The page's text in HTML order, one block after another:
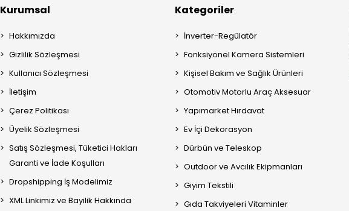
Kurumsal
Hakkımızda
Gizlilik Sözleşmesi
Kullanıcı Sözleşmesi
İletişim
Çerez Politikası
Üyelik Sözleşmesi
Satış Sözleşmesi, Tüketici Hakları
Garanti ve İade Koşulları
Dropshipping İş Modelimiz
XML Linkimiz ve Bayilik Hakkında
Kategoriler
İnverter-Regülatör
Fonksiyonel Kamera Sistemleri
Kişisel Bakım ve Sağlık Ürünleri
Otomotiv Motorlu Araç Aksesuar
Yapımarket Hırdavat
Ev İçi Dekorasyon
Dürbün ve Teleskop
Outdoor ve Avcılık Ekipmanları
Giyim Tekstili
Gıda Takviyeleri Vitaminler